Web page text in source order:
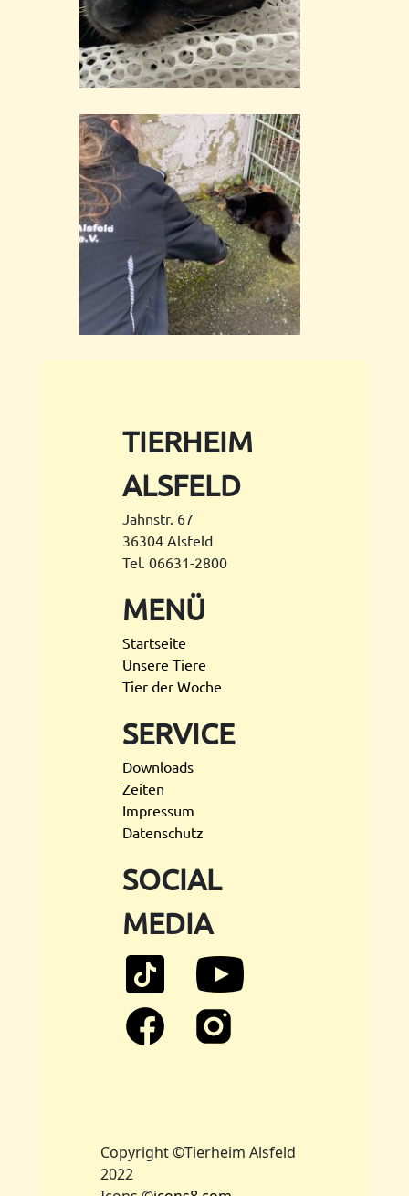
TIERHEIM
ALSFELD
Jahnstr. 67
36304 Alsfeld
Tel. 06631-2800
MENÜ
Startseite
Unsere Tiere
Tier der Woche
SERVICE
Downloads
Zeiten
Impressum
Datenschutz
SOCIAL
MEDIA
Copyright ©Tierheim Alsfeld
2022